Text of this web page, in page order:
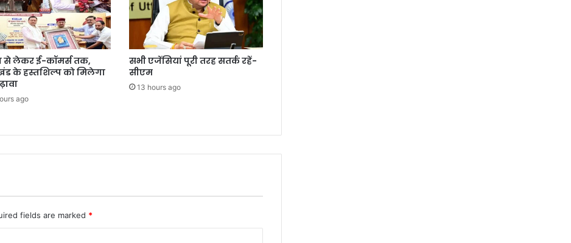
से लेकर ई-कॉमर्स तक,
के हस्तशिल्प को मिलेगा
ago
सभी एजेंसियां पूरी तरह सतर्क रहें-
सीएम
13 hours ago
fields are marked *